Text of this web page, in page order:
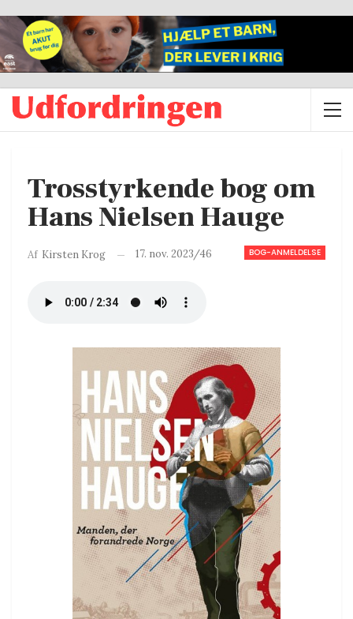
Trosstyrkende bog om
Hans Nielsen Hauge
BOG-ANMELDELSE
Af Kirsten Krog 17. nov. 2023/46